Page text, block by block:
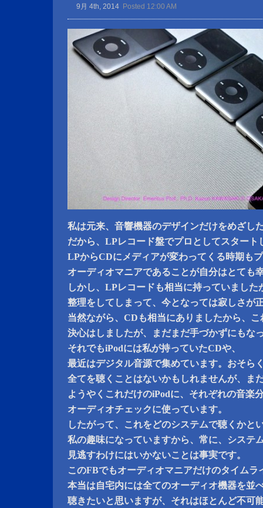
9月 4th, 2014 Posted 12:00 AM
私は元来、音響機器のデザインだけをめざし
だから、LPレコード盤でプロとしてスタート
LPからCDにメディアが変わってくる時期も
オーディオマニアであることが自分はとても
しかし、LPレコードも相当に持っていました
整理をしてしまって、今となっては寂しさが
当然ながら、CDも相当にありましたから、
決心はしましたが、まだまだ手づかずにもな
それでもiPodには私が持っていたCDや、
最近はデジタル音源で集めています。おそら
全てを聴くことはないかもしれませんが、ま
ようやくこれだけのiPodに、それぞれの音楽
オーディオチェックに使っています。
したがって、これをどのシステムで聴くかと
私の趣味になっていますから、常に、システ
見逃すわけにはいかないことは事実です。
このFBでもオーディオマニアだけのタイムラ
本当は自宅内には全てのオーディオ機器を並
聴きたいと思いますが、それはほとんど不可